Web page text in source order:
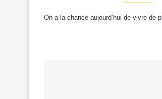
On a la chance aujourd’hui de vivre de